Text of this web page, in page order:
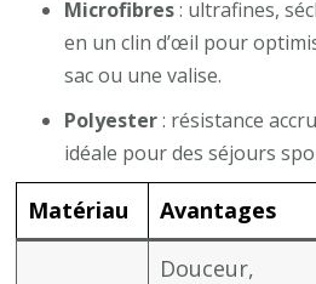
Microfibres: ultrafines,
en un clin d’œil pour
sac ou une valise.
Polyester: résistance
idéale pour des séjours
Matériau Avantages
Douceur,